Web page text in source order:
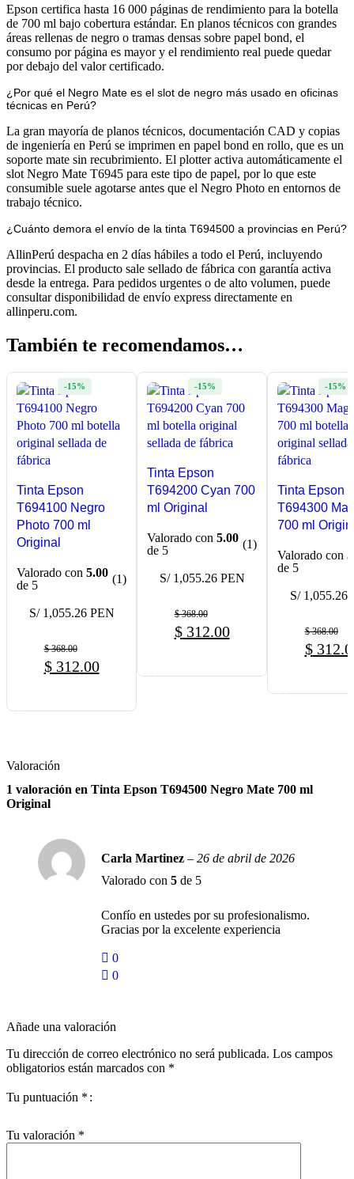
Epson certifica hasta 16 000 páginas de rendimiento para la botella
de 700 ml bajo cobertura estándar. En planos técnicos con grandes
áreas rellenas de negro o tramas densas sobre papel bond, el
consumo por página es mayor y el rendimiento real puede quedar
por debajo del valor certificado.
¿Por qué el Negro Mate es el slot de negro más usado en oficinas
técnicas en Perú?
La gran mayoría de planos técnicos, documentación CAD y copias
de ingeniería en Perú se imprimen en papel bond en rollo, que es un
soporte mate sin recubrimiento. El plotter activa automáticamente el
slot Negro Mate T6945 para este tipo de papel, por lo que este
consumible suele agotarse antes que el Negro Photo en entornos de
trabajo técnico.
¿Cuánto demora el envío de la tinta T694500 a provincias en Perú?
AllinPerú despacha en 2 días hábiles a todo el Perú, incluyendo
provincias. El producto sale sellado de fábrica con garantía activa
desde la entrega. Para pedidos urgentes o de alto volumen, puede
consultar disponibilidad de envío express directamente en
allinperu.com.
También te recomendamos…
Tinta Epson
T694100 Negro
Photo 700 ml
Original
Valorado con 5.00
de 5
(1)
$368.00
$312.00
-15%
S/ 1,055.26 PEN
Tinta Epson
T694200 Cyan 700
ml Original
Valorado con 5.00
de 5
(1)
$368.00
$312.00
-15%
S/ 1,055.26 PEN
Tinta Epson
T694300
700 ml
Valorado con
de 5
$368.00
$
-15%
S/ 1,055.26
Valoración
1 valoración en Tinta Epson T694500 Negro Mate 700 ml
Original
Carla Martinez – 26 de abril de 2026
Valorado con 5 de 5
Confío en ustedes por su profesionalismo.
Gracias por la excelente experiencia
0
0
Añade una valoración
Tu dirección de correo electrónico no será publicada. Los campos
obligatorios están marcados con *
Tu puntuación *
Tu valoración *